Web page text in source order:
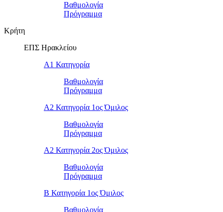
Βαθμολογία
Πρόγραμμα
Κρήτη
ΕΠΣ Ηρακλείου
Α1 Κατηγορία
Βαθμολογία
Πρόγραμμα
Α2 Κατηγορία 1ος Όμιλος
Βαθμολογία
Πρόγραμμα
Α2 Κατηγορία 2ος Όμιλος
Βαθμολογία
Πρόγραμμα
Β Κατηγορία 1ος Όμιλος
Βαθμολογία